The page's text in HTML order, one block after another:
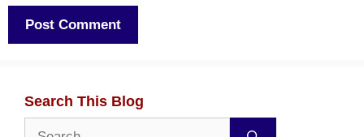
Search This Blog
Search